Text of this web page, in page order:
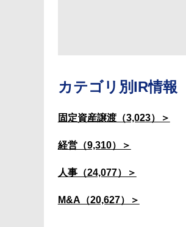
カテゴリ別IR情報
固定資産譲渡（3,023）＞
経営（9,310）＞
人事（24,077）＞
M&A（20,627）＞